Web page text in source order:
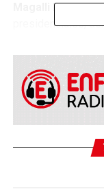
Magalli Meda,
presidenciales,
En la Embajada
Brasil,estamos
accesos a la
cuenta en la red
fotografías